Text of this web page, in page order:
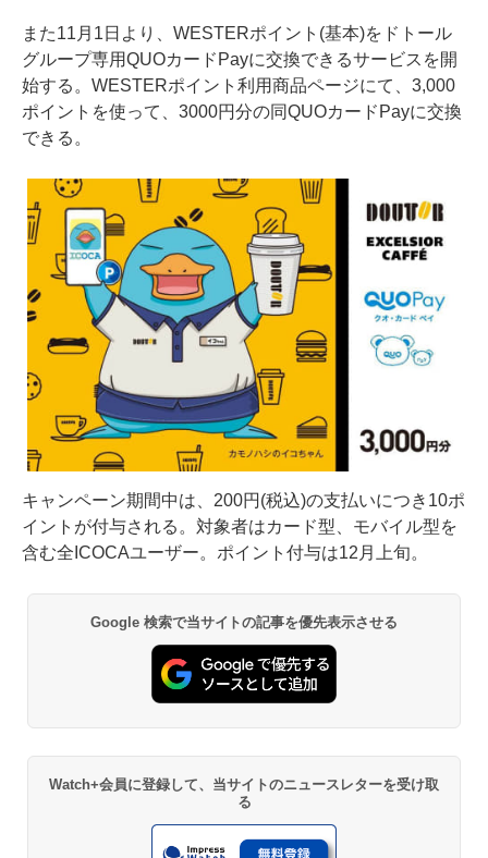
また11月1日より、WESTERポイント(基本)をドトール
グループ専用QUOカードPayに交換できるサービスを開
始する。WESTERポイント利用商品ページにて、3,000
ポイントを使って、3000円分の同QUOカードPayに交換
できる。
キャンペーン期間中は、200円(税込)の支払いにつき10ポ
イントが付与される。対象者はカード型、モバイル型を
含む全ICOCAユーザー。ポイント付与は12月上旬。
Google 検索で当サイトの記事を優先表示させる
Watch+会員に登録して、当サイトのニュースレターを受け取
る